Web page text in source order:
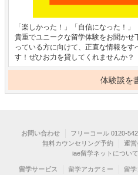
「楽しかった！」「自信になった！
貴重でユニークな留学体験をお聞か
っている方に向けて、正直な情報をす
す！ぜひお力を貸してくれませんか？
体験談を
お問い合わせ フリーコール 0120-
無料カウンセリング予約
運営
iae留学ネットについて
留学サービス 留学アカデミー 留